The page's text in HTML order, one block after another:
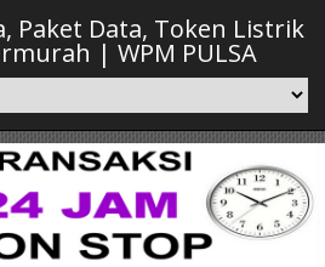
Paket Data, Token Listrik
| WPM PULSA